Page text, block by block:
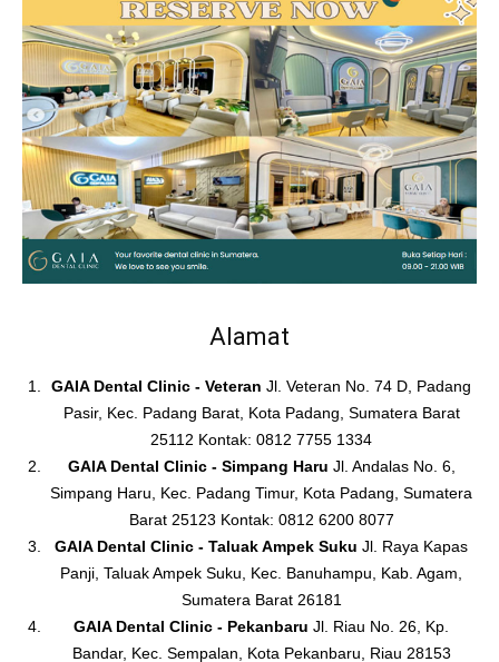
Alamat
GAIA Dental Clinic - Veteran Jl. Veteran No. 74 D, Padang
Pasir, Kec. Padang Barat, Kota Padang, Sumatera Barat
25112 Kontak: 0812 7755 1334
GAIA Dental Clinic - Simpang Haru Jl. Andalas No. 6,
Simpang Haru, Kec. Padang Timur, Kota Padang, Sumatera
Barat 25123 Kontak: 0812 6200 8077
GAIA Dental Clinic - Taluak Ampek Suku Jl. Raya Kapas
Panji, Taluak Ampek Suku, Kec. Banuhampu, Kab. Agam,
Sumatera Barat 26181
GAIA Dental Clinic - Pekanbaru Jl. Riau No. 26, Kp.
Bandar, Kec. Sempalan, Kota Pekanbaru, Riau 28153